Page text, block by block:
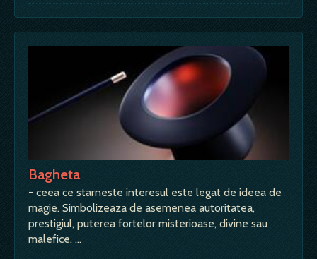
Bagheta
- ceea ce starneste interesul este legat de ideea de
magie. Simbolizeaza de asemenea autoritatea,
prestigiul, puterea fortelor misterioase, divine sau
malefice. …